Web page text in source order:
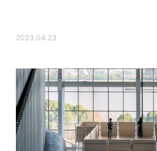
2023.04.23